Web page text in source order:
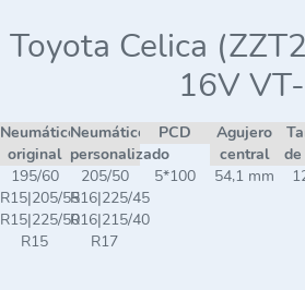
Toyota Celica
16V
Neumático
original
Neumático
personalizado
PCD
Agujero
central
195/60
R15|205/55
R15|225/50
R15
205/50
R16|225/45
R16|215/40
R17
5*100 54,1 mm